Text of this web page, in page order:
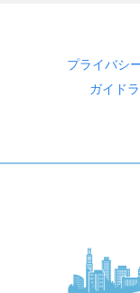
プライバシ
ガイド